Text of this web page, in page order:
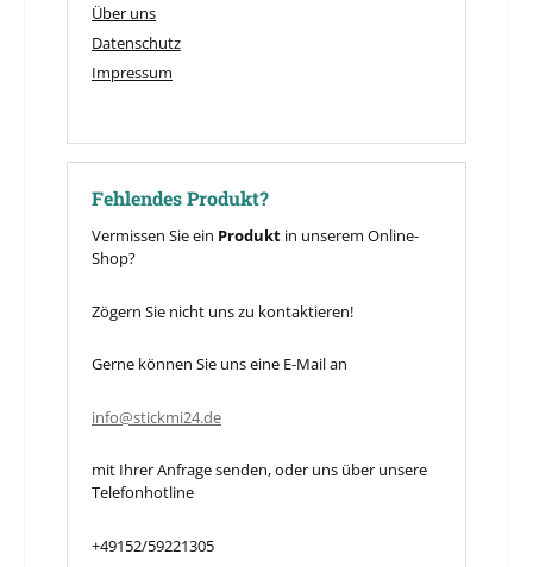
Über uns
Datenschutz
Impressum
Fehlendes Produkt?
Vermissen Sie ein Produkt in unserem Online-
Shop?
Zögern Sie nicht uns zu kontaktieren!
Gerne können Sie uns eine E-Mail an
info@stickmi24.de
mit Ihrer Anfrage senden, oder uns über unsere
Telefonhotline
+49152/59221305